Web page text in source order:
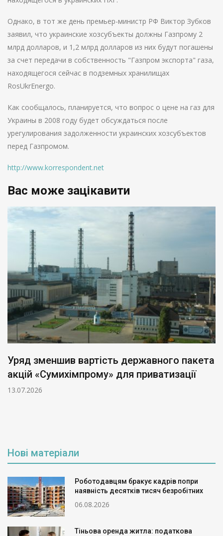
Однако, в тот же день премьер-министр РФ Виктор Зубков
заявил, что украинские хозсубъекты должны Газпрому 2
млрд долларов, и 1,2 млрд долларов из них будут погашены
за счет передачи в собственность "Газпром экспорта" газа,
находящегося сейчас в подземных хранилищах
RosUkrEnergo.
Как сообщалось, планируется, что вопрос о цене на газ для
Украины в 2008 году будет обсуждаться после
урегулирования задолженности украинских хозсубъектов
перед Газпромом.
http://www.korrespondent.net
Вас може зацікавити
Уряд зменшив вартість державного пакета
акцій «Сумихімпрому» для приватизації
13.07.2026
Нові матеріали
Роботодавцям бракує кадрів попри
наявність десятків тисяч безробітних
06.08.2026
Тіньова оренда житла: податкова